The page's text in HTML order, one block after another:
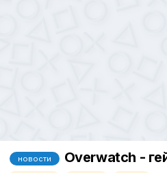
новости Overwatch -